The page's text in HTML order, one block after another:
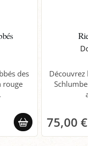
des
rouge
Découvrez
75,00 €